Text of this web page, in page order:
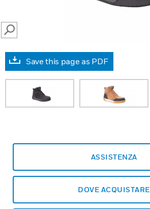
SEARCH
Save this page as PDF
ASSISTENZA
DOVE ACQUISTARE